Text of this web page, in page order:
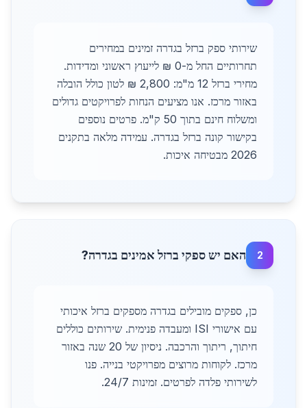
שירותי ספק ברזל בגדרה זמינים במחירים
תחרותיים החל מ-0 ₪ לייעוץ ראשוני ומדידות.
מחירי ברזל 12 מ"מ: 2,800 ₪ לטון כולל הובלה
באזור מרכז. אנו מציעים הנחות לפרויקטים גדולים
ומשלוח חינם בתוך 50 ק"מ. פרטים נוספים
בקישור קונה ברזל בגדרה. עמידה מלאה בתקנים
2026 מבטיחה איכות.
2 האם יש ספקי ברזל אמינים בגדרה?
כן, ספקים מובילים בגדרה מספקים ברזל איכותי
עם אישורי ISI ומעבדה פנימית. שירותים כוללים
חיתוך, ריתוך והרכבה. ניסיון של 20 שנה באזור
מרכז. לקוחות מרוצים מפרויקטי בנייה. פנו
לשירותי פלדה לפרטים. זמינות 24/7.